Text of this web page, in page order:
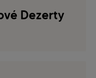
Dezerty